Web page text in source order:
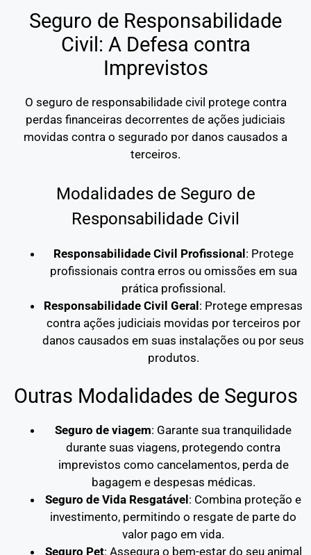
Seguro de Responsabilidade
Civil: A Defesa contra
Imprevistos
O seguro de responsabilidade civil protege contra
perdas financeiras decorrentes de ações judiciais
movidas contra o segurado por danos causados a
terceiros.
Modalidades de Seguro de
Responsabilidade Civil
Responsabilidade Civil Profissional: Protege
profissionais contra erros ou omissões em sua
prática profissional.
Responsabilidade Civil Geral: Protege empresas
contra ações judiciais movidas por terceiros por
danos causados em suas instalações ou por seus
produtos.
Outras Modalidades de Seguros
Seguro de viagem: Garante sua tranquilidade
durante suas viagens, protegendo contra
imprevistos como cancelamentos, perda de
bagagem e despesas médicas.
Seguro de Vida Resgatável : Combina proteção e
investimento, permitindo o resgate de parte do
valor pago em vida.
Seguro Pet: Assegura o bem-estar do seu animal